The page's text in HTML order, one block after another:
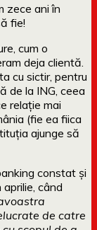
zece ani în
fie!
cum o
deja clientă.
cu sictir, pentru
de la ING, ceea
relație mai
(fie ea fiica
ajunge să
constat și
când
de catre